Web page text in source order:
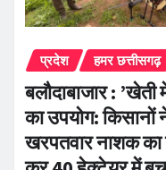
प्रदेश हमर छत्तीसगढ़
बलौदाबाजार :
का उपयोग: किसानों
खरपतवार नाशक का